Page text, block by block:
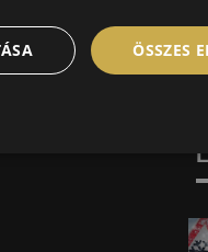
ÖSSZES